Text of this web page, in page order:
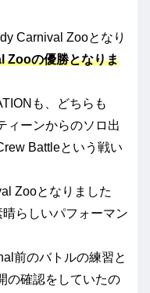
Carnival Zooとなり
Zooの優勝となりま
も、どちらも
ィーンからのソロ出
Battleという戦い
Zooとなりました
らしいパフォーマン
前のバトルの練習と
の確認をしていたの